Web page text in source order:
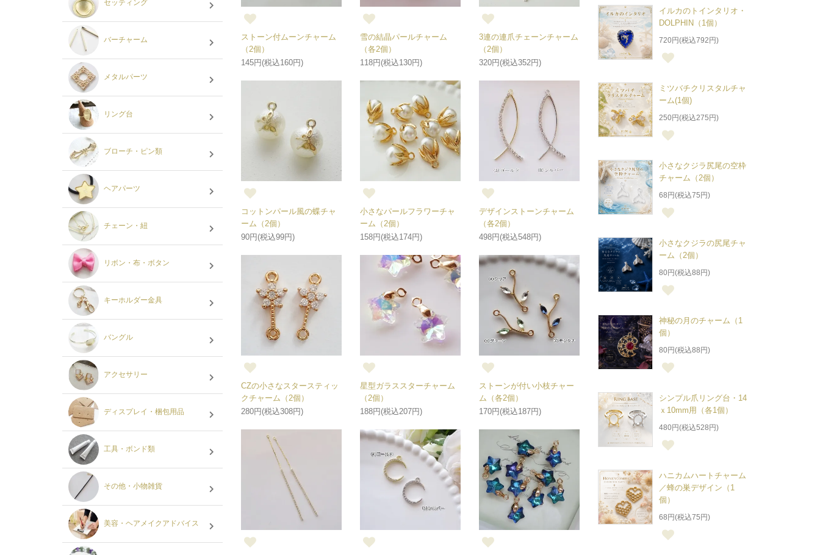
ストーン付ムーンチャーム
（2個）
145円(税込160円)
雪の結晶パールチャーム
（各2個）
118円(税込130円)
3連の連爪チェーンチャーム
（2個）
320円(税込352円)
コットンパール風の蝶チャ
ーム（2個）
90円(税込99円)
小さなパールフラワーチャ
ーム（2個）
158円(税込174円)
デザインストーンチャーム
（各2個）
498円(税込548円)
CZの小さなスタースティッ
クチャーム（2個）
280円(税込308円)
星型ガラススターチャーム
（2個）
188円(税込207円)
ストーンが付い小枝チャー
ム（各2個）
170円(税込187円)
セッティング
バーチャーム
メタルパーツ
リング台
ブローチ・ピン類
ヘアパーツ
チェーン・紐
リボン・布・ボタン
キーホルダー金具
バングル
アクセサリー
ディスプレイ・梱包用品
工具・ボンド類
その他・小物雑貨
美容・ヘアメイクアドバイス
イルカのトインタリオ・
DOLPHIN（1個）
720円(税込792円)
ミツバチクリスタルチャ
ーム(1個)
250円(税込275円)
小さなクジラ尻尾の空枠
チャーム（2個）
68円(税込75円)
小さなクジラの尻尾チャ
ーム（2個）
80円(税込88円)
神秘の月のチャーム（1
個）
80円(税込88円)
シンプル爪リング台・14
ｘ10mm用（各1個）
480円(税込528円)
ハニカムハートチャーム
／蜂の巣デザイン（1
個）
68円(税込75円)